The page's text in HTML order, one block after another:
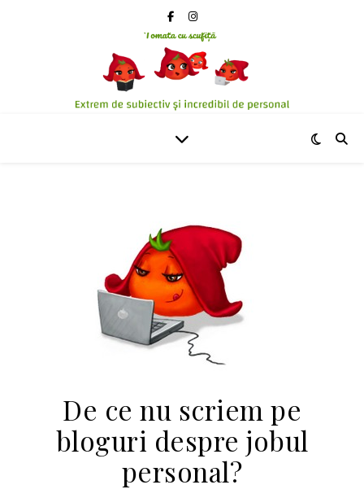
De ce nu scriem pe
bloguri despre jobul
personal?